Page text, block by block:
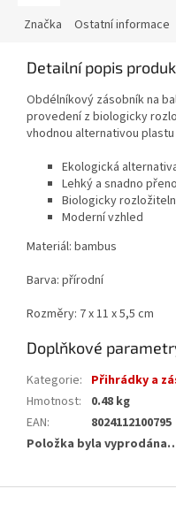
Značka Ostatní informace
Detailní popis
Obdélníkový zásobník na
provedení z biologicky
vhodnou alternativou
Ekologická
Lehký a snadno
Biologicky
Moderní vzhled
Materiál: bambus
Barva: přírodní
Rozměry: 7 x 11 x 5,5 cm
Doplňkové
Kategorie: Přihrádky a
Hmotnost:
0.48 kg
EAN:
8024112100795
Položka byla